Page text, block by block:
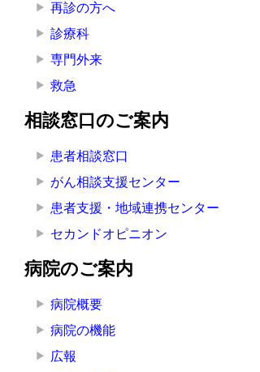
再診の方へ
診療科
専門外来
救急
相談窓口のご案内
患者相談窓口
がん相談支援センター
患者支援・地域連携センター
セカンドオピニオン
病院のご案内
病院概要
病院の機能
広報